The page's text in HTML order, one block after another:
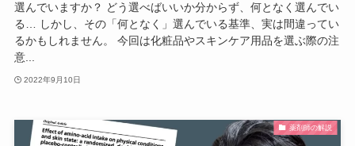
選んでいますか？ どう選べばいいか分からず、何となく選んでい
る… しかし、その「何となく」選んでいる基準、実は間違ってい
るかもしれません。 今回は化粧品やスキンケア用品を選ぶ際の注
意...
2022年9月10日
薬剤師の解説